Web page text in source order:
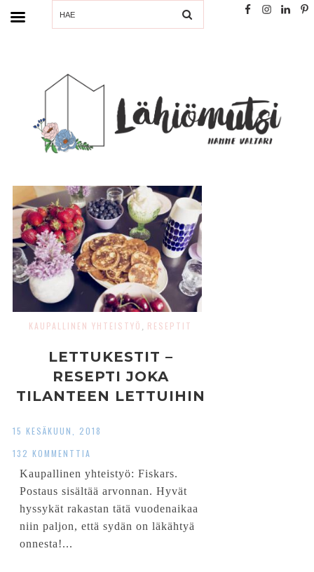
SEARCH
KAUPALLINEN YHTEISTYÖ RESEPTIT
LETTUKESTIT –
RESEPTI JOKA
TILANTEEN LETTUIHIN
15 KESÄKUUN, 2018
132 KOMMENTTIA
Kaupallinen yhteistyö: Fiskars.
Postaus sisältää arvonnan. Hyvät
hyssykät rakastan tätä vuodenaikaa
niin paljon, että sydän on läkähtyä
onnesta!...